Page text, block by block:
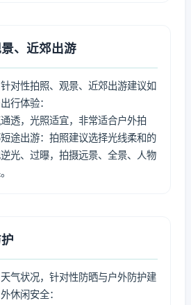
、近郊出游
对性拍照、观景、近郊出游建议如
行体验：
透，光照适宜，非常适合户外拍
途出游：拍照建议选择光线柔和的
光、过曝，拍摄远景、全景、人物
气状况，针对性防晒与户外防护建
休闲安全：